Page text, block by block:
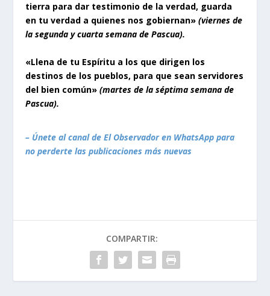
tierra para dar testimonio de la verdad, guarda
en tu verdad a quienes nos gobiernan»(viernes de
la segunda y cuarta semana de Pascua).
«Llena de tu Espíritu a los que dirigen los
destinos de los pueblos, para que sean servidores
del bien común»(martes de la séptima semana de
Pascua).
– Únete al canal de El Observador en WhatsApp para
no perderte las publicaciones más nuevas
COMPARTIR: